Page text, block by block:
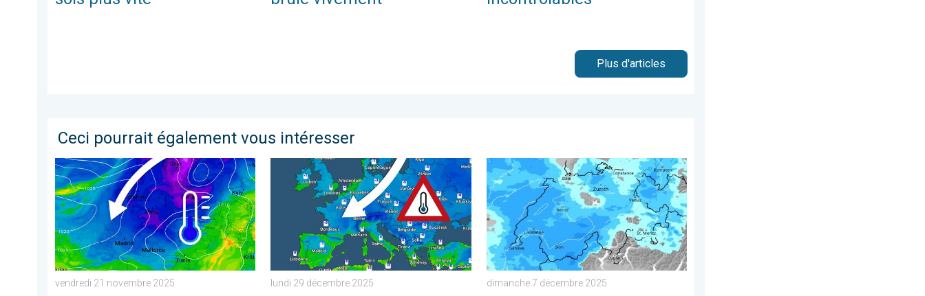
Plus d'articles
Ceci pourrait également vous intéresser
Le froid s’intensifie d’un cran samedi. Air polaire. . . vendredi 21 novembre 2025
vendredi 21 novembre 2025
Comment le froid va-t-il évoluer ?. Ces prochains jours. . . lundi 29 décembre 2025
lundi 29 décembre 2025
Une perturbation arrive sur la Suisse. De la pluie au menu. . . dimanche 7 décembre 2025
dimanche 7 décembre 2025